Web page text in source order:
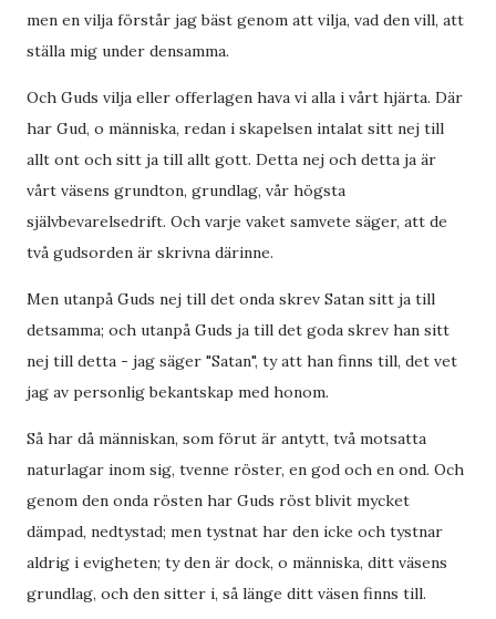
men en vilja förstår jag bäst genom att vilja, vad den vill, att
ställa mig under densamma.
Och Guds vilja eller offerlagen hava vi alla i vårt hjärta. Där
har Gud, o människa, redan i skapelsen intalat sitt nej till
allt ont och sitt ja till allt gott. Detta nej och detta ja är
vårt väsens grundton, grundlag, vår högsta
självbevarelsedrift. Och varje vaket samvete säger, att de
två gudsorden är skrivna därinne.
Men utanpå Guds nej till det onda skrev Satan sitt ja till
detsamma; och utanpå Guds ja till det goda skrev han sitt
nej till detta - jag säger "Satan", ty att han finns till, det vet
jag av personlig bekantskap med honom.
Så har då människan, som förut är antytt, två motsatta
naturlagar inom sig, tvenne röster, en god och en ond. Och
genom den onda rösten har Guds röst blivit mycket
dämpad, nedtystad; men tystnat har den icke och tystnar
aldrig i evigheten; ty den är dock, o människa, ditt väsens
grundlag, och den sitter i, så länge ditt väsen finns till.